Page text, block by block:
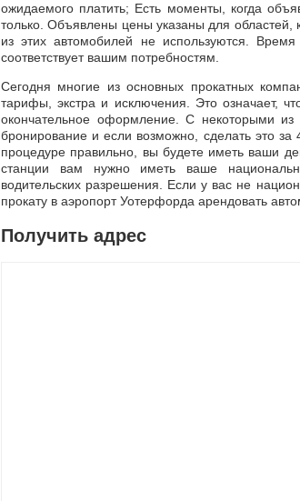
ожидаемого платить; Есть моменты, когда
только. Объявлены цены указаны для областей,
из этих автомобилей не используются.
соответствует вашим потребностям.
Сегодня многие из основных прокатных
тарифы, экстра и исключения. Это означает,
окончательное оформление. С некоторыми
бронирование и если возможно, сделать это
процедуре правильно, вы будете иметь ваши
станции вам нужно иметь ваше
водительских разрешения. Если у вас не
прокату в аэропорт Уотерфорда арендовать
Получить адрес